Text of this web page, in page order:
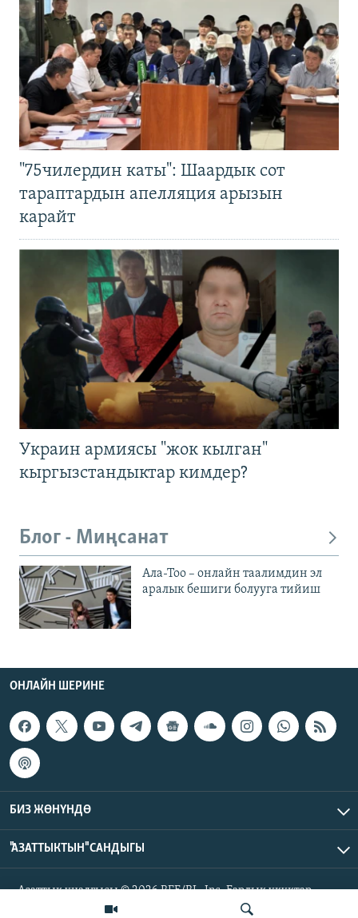
"75чилердин каты": Шаардык сот
тараптардын апелляция арызын
карайт
Украин армиясы "жок кылган"
кыргызстандыктар кимдер?
Блог - Миңсанат
Ала-Тоо – онлайн таалимдин эл
аралык бешиги болууга тийиш
ОНЛАЙН ШЕРИНЕ
БИЗ ЖӨНҮНДӨ
"АЗАТТЫКТЫН" САНДЫГЫ
Азаттык үналгысы © 2026 RFE/RL, Inc. Бардык укуктар